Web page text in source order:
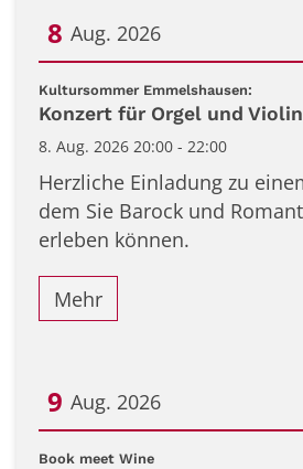
8 Aug. 2026
Datum: 8. August 2026
Kultursommer Emmelshausen:
Konzert für Orgel und
8. Aug. 2026 20:00 - 22:00
Herzliche Einladung zu
dem Sie Barock und
erleben können.
Mehr
9 Aug. 2026
Datum: 9. August 2026
Book meet Wine: